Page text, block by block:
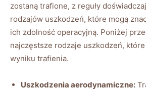
zostaną trafione, z reguły
rodzajów uszkodzeń, które mogą
ich zdolność operacyjną. Poniżej
najczęstsze rodzaje uszkodzeń,
wyniku trafienia.
Uszkodzenia aerodynamiczne: